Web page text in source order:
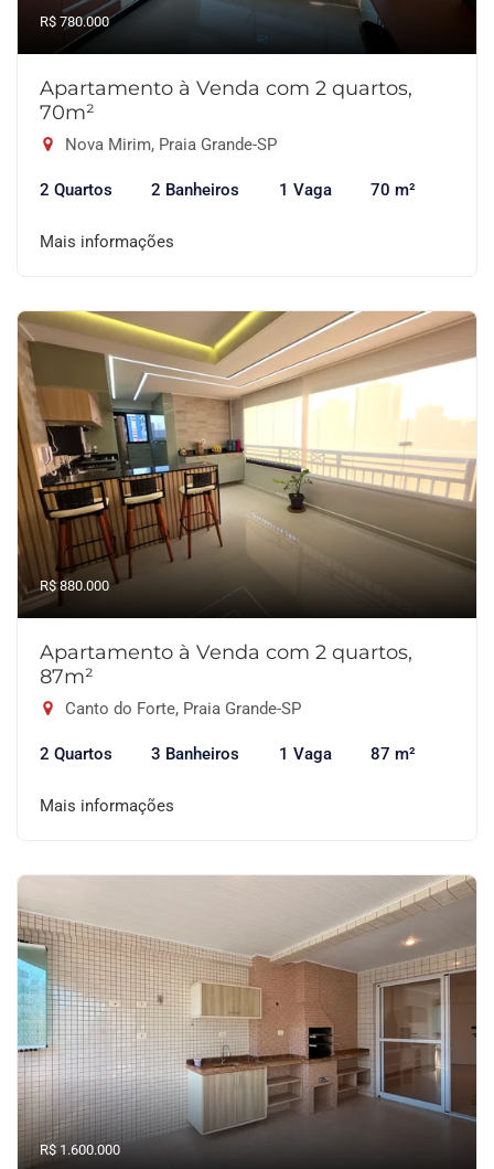
R$ 780.000
Apartamento à Venda com 2 quartos,
70m²
Nova Mirim, Praia Grande-SP
2 Quartos 2 Banheiros 1 Vaga 70 m²
Mais informações
R$ 880.000
Apartamento à Venda com 2 quartos,
87m²
Canto do Forte, Praia Grande-SP
2 Quartos 3 Banheiros 1 Vaga 87 m²
Mais informações
R$ 1.600.000